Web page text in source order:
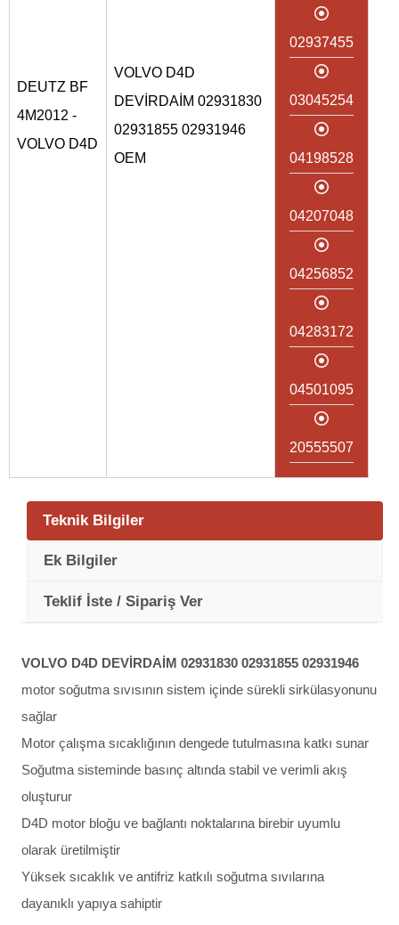
DEUTZ BF
4M2012 -
VOLVO D4D
VOLVO D4D
DEVİRDAİM 02931830
02931855 02931946
OEM
02937455
03045254
04198528
04207048
04256852
04283172
04501095
20555507
Teknik Bilgiler
Ek Bilgiler
Teklif İste / Sipariş Ver
VOLVO D4D DEVİRDAİM 02931830 02931855 02931946
motor soğutma sıvısının sistem içinde sürekli sirkülasyonunu
sağlar
Motor çalışma sıcaklığının dengede tutulmasına katkı sunar
Soğutma sisteminde basınç altında stabil ve verimli akış
oluşturur
D4D motor bloğu ve bağlantı noktalarına birebir uyumlu
olarak üretilmiştir
Yüksek sıcaklık ve antifriz katkılı soğutma sıvılarına
dayanıklı yapıya sahiptir